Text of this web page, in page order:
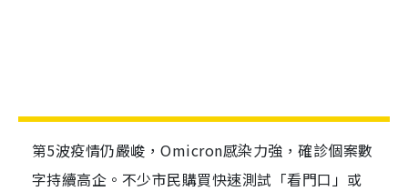
第5波疫情仍嚴峻，Omicron感染力強，確診個案數
字持續高企。不少市民購買快速測試「看門口」或